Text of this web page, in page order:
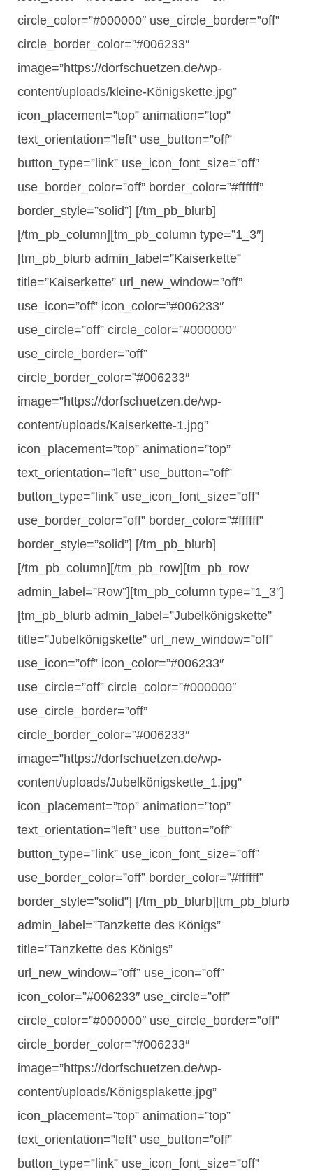
circle_color=”#000000″ use_circle_border=”off”
circle_border_color=”#006233″
image=”https://dorfschuetzen.de/wp-
content/uploads/kleine-Königskette.jpg”
icon_placement=”top” animation=”top”
text_orientation=”left” use_button=”off”
button_type=”link” use_icon_font_size=”off”
use_border_color=”off” border_color=”#ffffff”
border_style=”solid”] [/tm_pb_blurb]
[/tm_pb_column][tm_pb_column type=”1_3″]
[tm_pb_blurb admin_label=”Kaiserkette”
title=”Kaiserkette” url_new_window=”off”
use_icon=”off” icon_color=”#006233″
use_circle=”off” circle_color=”#000000″
use_circle_border=”off”
circle_border_color=”#006233″
image=”https://dorfschuetzen.de/wp-
content/uploads/Kaiserkette-1.jpg”
icon_placement=”top” animation=”top”
text_orientation=”left” use_button=”off”
button_type=”link” use_icon_font_size=”off”
use_border_color=”off” border_color=”#ffffff”
border_style=”solid”] [/tm_pb_blurb]
[/tm_pb_column][/tm_pb_row][tm_pb_row
admin_label=”Row”][tm_pb_column type=”1_3″]
[tm_pb_blurb admin_label=”Jubelkönigskette”
title=”Jubelkönigskette” url_new_window=”off”
use_icon=”off” icon_color=”#006233″
use_circle=”off” circle_color=”#000000″
use_circle_border=”off”
circle_border_color=”#006233″
image=”https://dorfschuetzen.de/wp-
content/uploads/Jubelkönigskette_1.jpg”
icon_placement=”top” animation=”top”
text_orientation=”left” use_button=”off”
button_type=”link” use_icon_font_size=”off”
use_border_color=”off” border_color=”#ffffff”
border_style=”solid”] [/tm_pb_blurb][tm_pb_blurb
admin_label=”Tanzkette des Königs”
title=”Tanzkette des Königs”
url_new_window=”off” use_icon=”off”
icon_color=”#006233″ use_circle=”off”
circle_color=”#000000″ use_circle_border=”off”
circle_border_color=”#006233″
image=”https://dorfschuetzen.de/wp-
content/uploads/Königsplakette.jpg”
icon_placement=”top” animation=”top”
text_orientation=”left” use_button=”off”
button_type=”link” use_icon_font_size=”off”